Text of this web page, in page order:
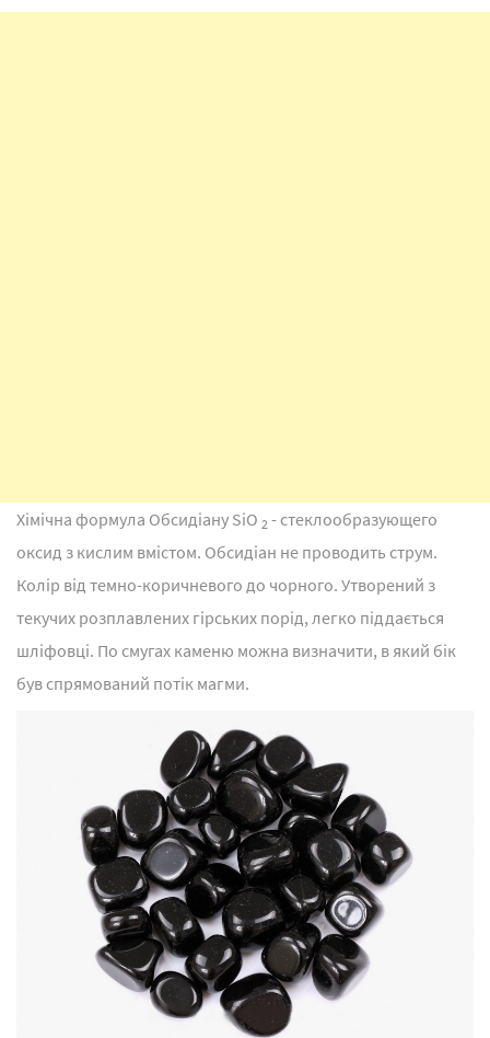
Хімічна формула Обсидіану SiO 2 - стеклообразующего
оксид з кислим вмістом. Обсидіан не проводить струм.
Колір від темно-коричневого до чорного. Утворений з
текучих розплавлених гірських порід, легко піддається
шліфовці. По смугах каменю можна визначити, в який бік
був спрямований потік магми.